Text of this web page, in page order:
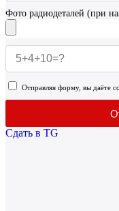
Фото радиодеталей (при
Отправляя форму, вы даёте
Сдать в TG